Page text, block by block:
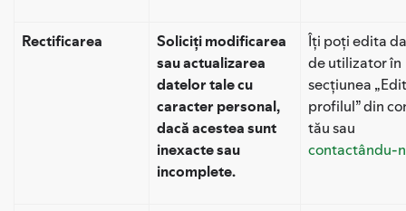
Rectificarea
Soliciți modificarea
sau actualizarea
datelor tale cu
caracter personal,
dacă acestea sunt
inexacte sau
incomplete.
Îți poți edita
de utilizator în
secțiunea
profilul” din
tău sau
contactându-